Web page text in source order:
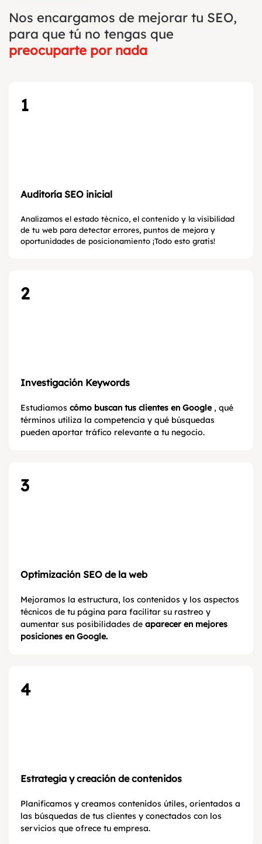
Nos encargamos de mejorar tu SEO,
para que tú no tengas que
preocuparte por nada
1
Auditoría SEO inicial
Analizamos el estado técnico, el contenido y la visibilidad
de tu web para detectar errores, puntos de mejora y
oportunidades de posicionamiento ¡Todo esto gratis!
2
Investigación Keywords
Estudiamos cómo buscan tus clientes en Google, qué
términos utiliza la competencia y qué búsquedas
pueden aportar tráfico relevante a tu negocio.
3
Optimización SEO de la web
Mejoramos la estructura, los contenidos y los aspectos
técnicos de tu página para facilitar su rastreo y
aumentar sus posibilidades de aparecer en mejores
posiciones en Google.
4
Estrategia y creación de contenidos
Planificamos y creamos contenidos útiles, orientados a
las búsquedas de tus clientes y conectados con los
servicios que ofrece tu empresa.